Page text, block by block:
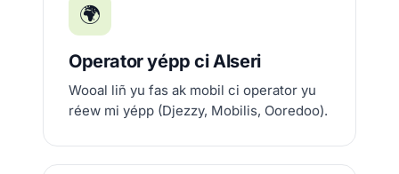
🌍
Operator yépp ci Alseri
Wooal liñ yu fas ak mobil ci operator yu
réew mi yépp (Djezzy, Mobilis, Ooredoo).